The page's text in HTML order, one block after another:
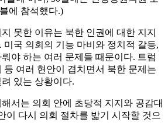
에 참석했다.)
못한 이유는 북한 인권에 대한 지지
미국 의회의 기능 마비와 정치적 갈등,
야 하는 여러 문제들 때문이다. 트럼
등 여러 현안이 겹치면서 북한 문제는
있는 상황이다.
서는 의회 안에 초당적 지지와 공감대
이 다시 의회 절차를 밟기 시작할 것으